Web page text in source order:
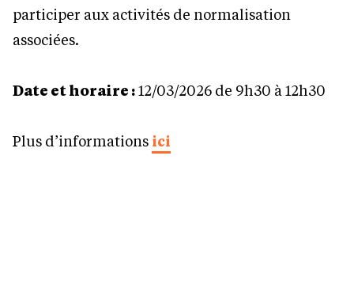
participer aux activités de normalisation
associées.
Date et horaire :12/03/2026 de 9h30 à 12h30
Plus d’informations ici